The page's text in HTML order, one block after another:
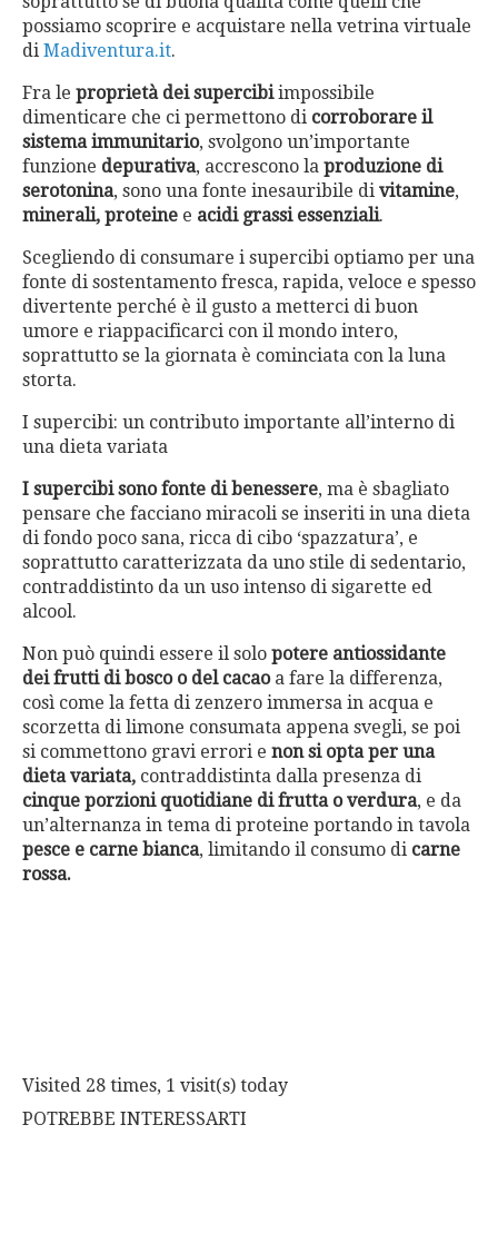
possiamo scoprire e acquistare nella vetrina virtuale
di Madiventura.it.
Fra le proprietà dei supercibiimpossibile
dimenticare che ci permettono di corroborare il
sistema immunitario, svolgono un’importante
funzione depurativa, accrescono la produzione di
serotonina, sono una fonte inesauribile di vitamine,
minerali, proteine e acidi grassi essenziali.
Scegliendo di consumare i supercibi optiamo per una
fonte di sostentamento fresca, rapida, veloce e spesso
divertente perché è il gusto a metterci di buon
umore e riappacificarci con il mondo intero,
soprattutto se la giornata è cominciata con la luna
storta.
I supercibi: un contributo importante all’interno di
una dieta variata
I supercibi sono fonte di benessere, ma è sbagliato
pensare che facciano miracoli se inseriti in una dieta
di fondo poco sana, ricca di cibo ‘spazzatura’, e
soprattutto caratterizzata da uno stile di sedentario,
contraddistinto da un uso intenso di sigarette ed
alcool.
Non può quindi essere il solo potere antiossidante
dei frutti di bosco o del cacaoa fare la differenza,
così come la fetta di zenzero immersa in acqua e
scorzetta di limone consumata appena svegli, se poi
si commettono gravi errori e non si opta per una
dieta variata, contraddistinta dalla presenza di
cinque porzioni quotidiane di frutta o verdura, e da
un’alternanza in tema di proteine portando in tavola
pesce e carne bianca, limitando il consumo di carne
rossa.
Visited 28 times, 1 visit(s) today
POTREBBE INTERESSARTI